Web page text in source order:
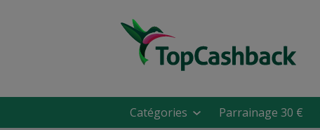
Catégories Parrainage 30 €